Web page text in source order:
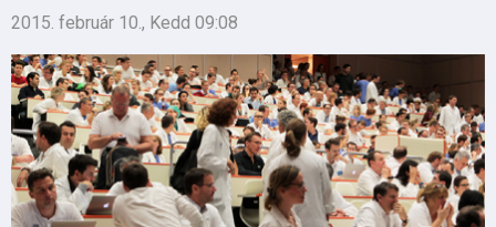
2015. február 10., Kedd 09:08